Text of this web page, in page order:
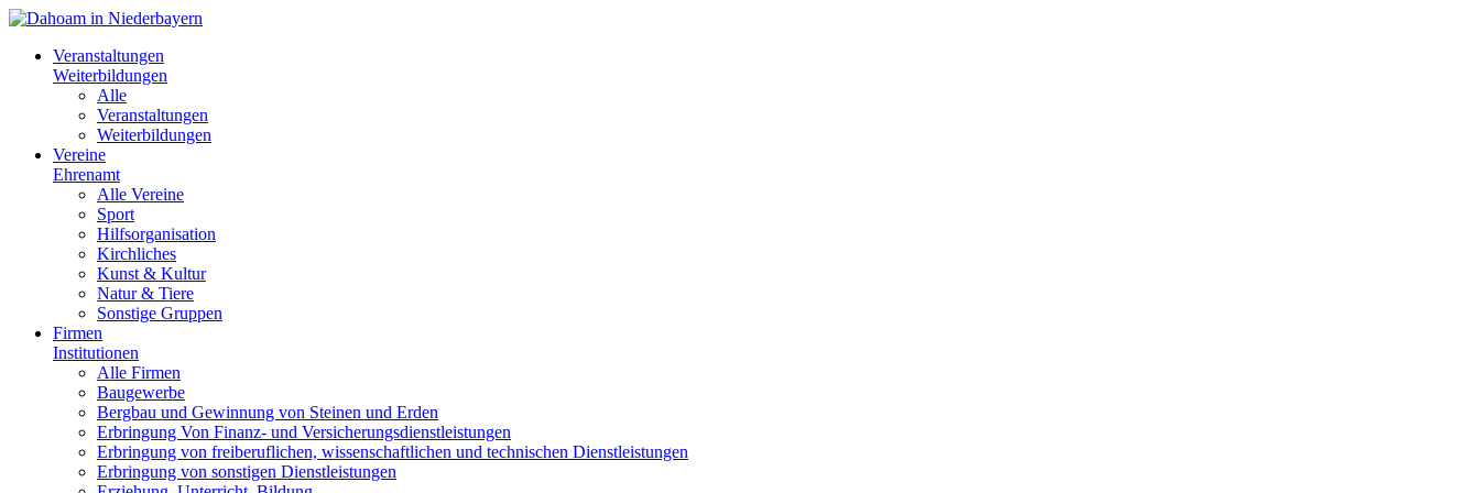
Veranstaltungen
Weiterbildungen
Alle
Veranstaltungen
Weiterbildungen
Vereine
Ehrenamt
Alle Vereine
Sport
Hilfsorganisation
Kirchliches
Kunst & Kultur
Natur & Tiere
Sonstige Gruppen
Firmen
Institutionen
Alle Firmen
Baugewerbe
Bergbau und Gewinnung von Steinen und Erden
Erbringung Von Finanz- und Versicherungsdienstleistungen
Erbringung von freiberuflichen, wissenschaftlichen und technischen Dienstleistungen
Erbringung von sonstigen Dienstleistungen